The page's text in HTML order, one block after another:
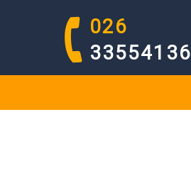
026
33554136